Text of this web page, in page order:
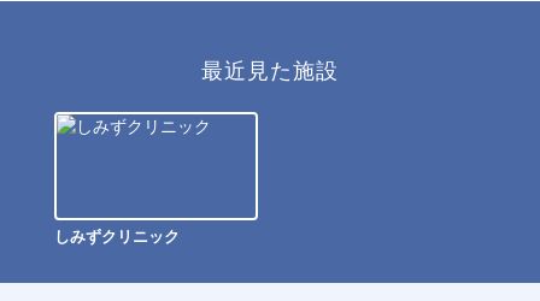
最近見た施設
しみずクリニック